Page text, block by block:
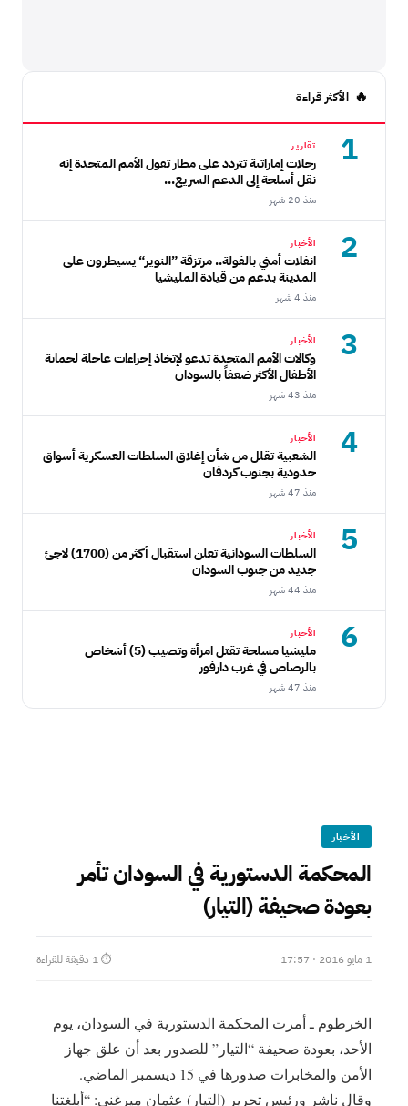
الأكثر قراءة
1 تقارير
رحلات إماراتية تتردد على مطار تقول الأمم المتحدة إنه
نقل أسلحة إلى الدعم السريع...
منذ 20 شهر
2 الأخبار
انفلات أمني بالفولة.. مرتزقة ”النوير“ يسيطرون على
المدينة بدعم من قيادة المليشيا
منذ 4 شهر
3 الأخبار
وكالات الأمم المتحدة تدعو لإتخاذ إجراءات عاجلة لحماية
الأطفال الأكثر ضعفاً بالسودان
منذ 43 شهر
4 الأخبار
الشعبية تقلل من شأن إغلاق السلطات العسكرية أسواق
حدودية بجنوب كردفان
منذ 47 شهر
5 الأخبار
السلطات السودانية تعلن استقبال أكثر من (1700) لاجئ
جديد من جنوب السودان
منذ 44 شهر
6 الأخبار
مليشيا مسلحة تقتل امرأة وتصيب (5) أشخاص
بالرصاص في غرب دارفور
منذ 47 شهر
الأخبار
المحكمة الدستورية في السودان تأمر
بعودة صحيفة (التيار)
1 مايو 2016 · 17:57 ⏱ 1 دقيقة للقراءة
الخرطوم ـ أمرت المحكمة الدستورية في السودان، يوم
الأحد، بعودة صحيفة “التيار” للصدور بعد أن علق جهاز
الأمن والمخابرات صدورها في 15 ديسمبر الماضي.
وقال ناشر ورئيس تحرير (التيار) عثمان ميرغني: “أبلغتنا